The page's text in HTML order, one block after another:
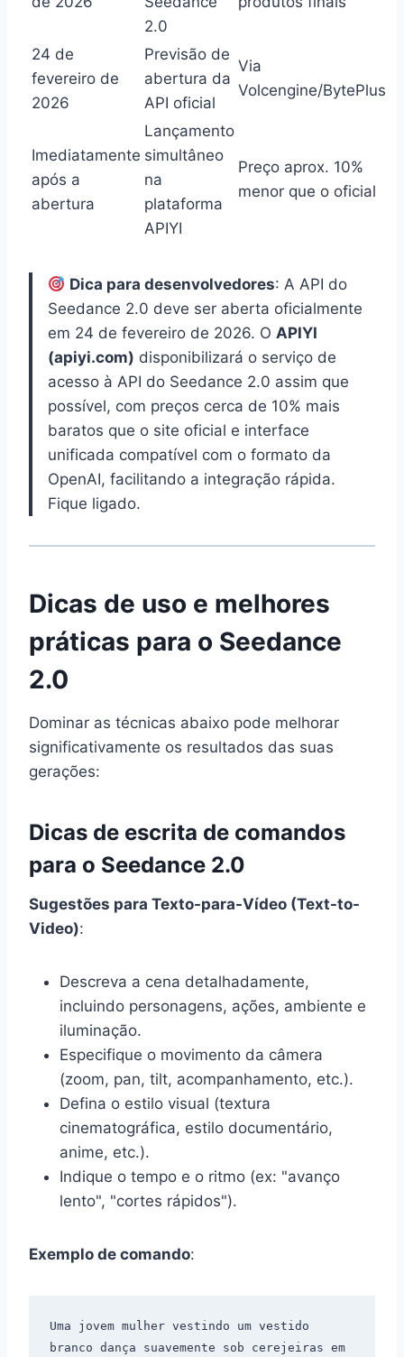
2.0
24 de
fevereiro de
2026
Previsão de
abertura da
API oficial
Via
Volcengine/BytePlus
Imediatamente
após a
abertura
Lançamento
simultâneo
na
plataforma
APIYI
Preço aprox. 10%
menor que o oficial
Dica para desenvolvedores: A API do
Seedance 2.0 deve ser aberta oficialmente
em 24 de fevereiro de 2026. O APIYI
(apiyi.com) disponibilizará o serviço de
acesso à API do Seedance 2.0 assim que
possível, com preços cerca de 10% mais
baratos que o site oficial e interface
unificada compatível com o formato da
OpenAI, facilitando a integração rápida.
Fique ligado.
Dicas de uso e melhores
práticas para o Seedance
2.0
Dominar as técnicas abaixo pode melhorar
significativamente os resultados das suas
gerações:
Dicas de escrita de comandos
para o Seedance 2.0
Sugestões para Texto-para-Vídeo (Text-to-
Video):
Descreva a cena detalhadamente,
incluindo personagens, ações, ambiente e
iluminação.
Especifique o movimento da câmera
(zoom, pan, tilt, acompanhamento, etc.).
Defina o estilo visual (textura
cinematográfica, estilo documentário,
anime, etc.).
Indique o tempo e o ritmo (ex: "avanço
lento", "cortes rápidos").
Exemplo de comando:
Uma jovem mulher vestindo um vestido
branco dança suavemente sob cerejeiras em